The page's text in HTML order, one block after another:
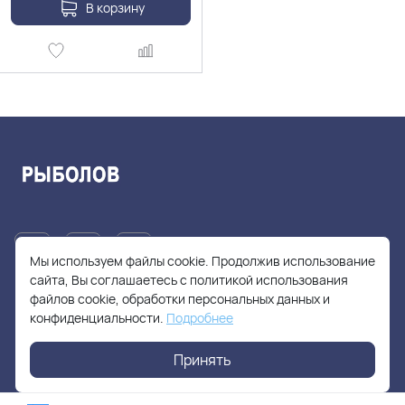
В корзину
+7(905)705-55-49
fishhuntershop@yandex.ru
Мы используем файлы cookie. Продолжив использование
сайта, Вы соглашаетесь с политикой использования
файлов cookie, обработки персональных данных и
конфиденциальности. Подробнее
Принять